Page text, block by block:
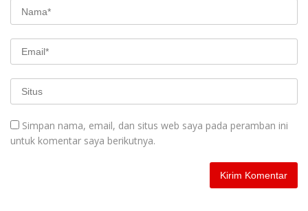
Simpan nama, email, dan situs web saya pada peramban ini
untuk komentar saya berikutnya.